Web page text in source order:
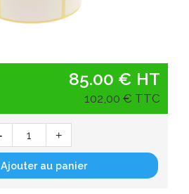
85.00 € HT
102,00 € TTC
Ajouter au panier